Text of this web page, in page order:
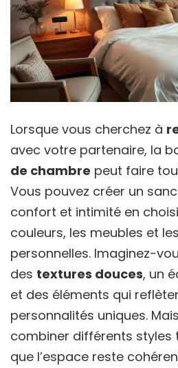
Lorsque vous cherchez à
avec votre partenaire, la
de chambre peut faire
Vous pouvez créer un
confort et intimité en
couleurs, les meubles et
personnelles. Imaginez-
des textures douces, un
et des éléments qui
personnalités uniques.
combiner différents styles
que l’espace reste